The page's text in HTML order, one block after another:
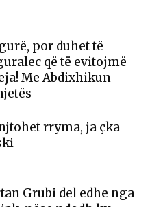
por duhet të
që të evitojmë
Me Abdixhikun
rryma, ja çka
Grubi del edhe nga